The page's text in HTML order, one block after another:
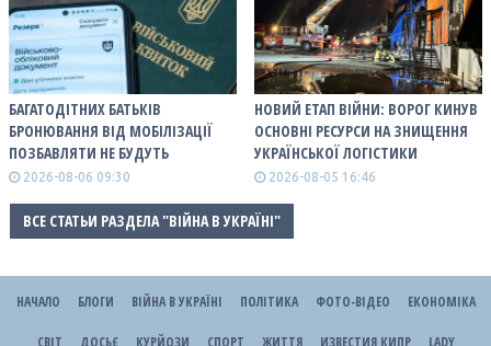
БАГАТОДІТНИХ БАТЬКІВ
БРОНЮВАННЯ ВІД МОБІЛІЗАЦІЇ
ПОЗБАВЛЯТИ НЕ БУДУТЬ
2026-08-06 09:30
НОВИЙ ЕТАП ВІЙНИ: ВОРОГ КИНУВ
ОСНОВНІ РЕСУРСИ НА ЗНИЩЕННЯ
УКРАЇНСЬКОЇ ЛОГІСТИКИ
2026-08-05 16:46
ВСЕ СТАТЬИ РАЗДЕЛА "ВІЙНА В УКРАЇНІ"
НАЧАЛО БЛОГИ ВІЙНА В УКРАЇНІ ПОЛІТИКА ФОТО-ВІДЕО ЕКОНОМІКА
СВІТ ДОСЬЄ КУРЙОЗИ СПОРТ ЖИТТЯ ИЗВЕСТИЯ КИПР LADY